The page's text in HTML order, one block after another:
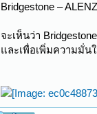
Bridgestone –
จะเห็นว่า
และเพื่อเพิ่มความมั่